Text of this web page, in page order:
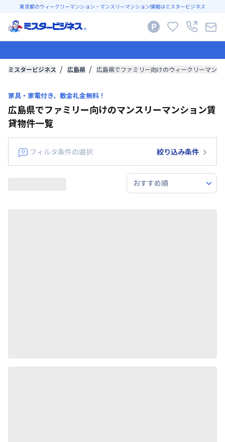
東京都のウィークリーマンション・マンスリーマンション情報はミスタービジネス
ミスタービジネス 広島県 広島県でファミリー向けのウィークリーマン
家具・家電付き、敷金礼金無料！
広島県でファミリー向けのマンスリーマンション賃
貸物件一覧
フィルタ条件の選択 絞り込み条件